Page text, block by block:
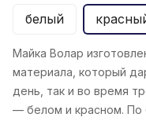
белый
Майка Волар
материала, который
день, так и во время
— белом и красном. По